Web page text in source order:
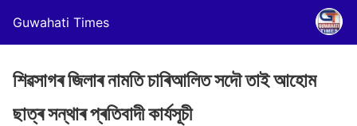
Guwahati Times
শিৱসাগৰ জিলাৰ নামতি চাৰিআলিত সদৌ তাই আহোম
ছাত্ৰ সন্থাৰ প্ৰতিবাদী কাৰ্যসূচী